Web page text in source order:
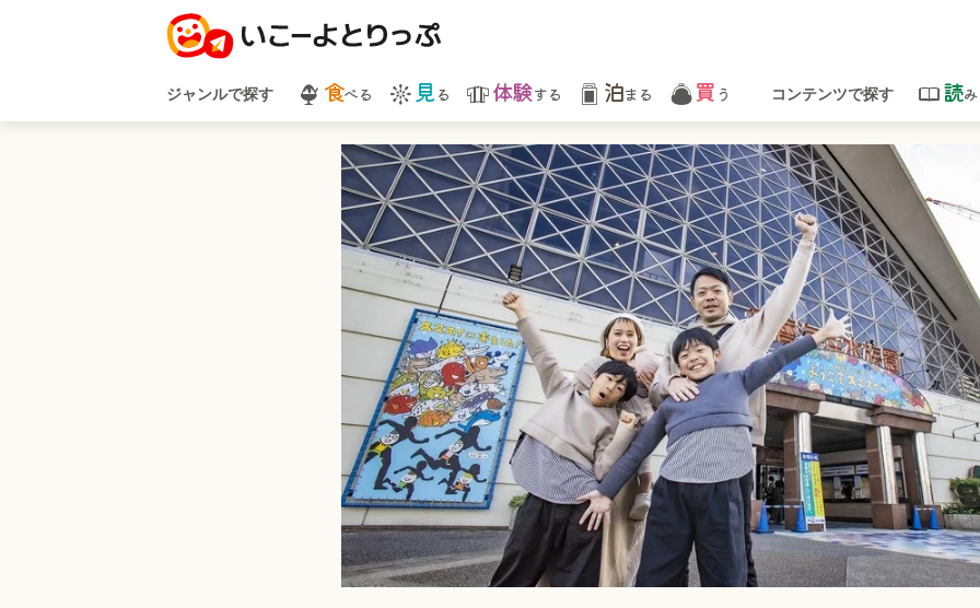
ジャンルで探す 食べる 見 る 体験する 泊まる 買 う コンテンツで探す 読